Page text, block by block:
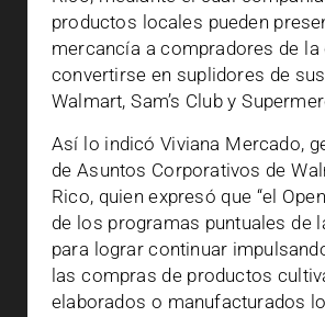
productos locales pueden
mercancía a compradores de la
convertirse en suplidores de
Walmart, Sam’s Club y
Así lo indicó Viviana Mercado,
de Asuntos Corporativos de
Rico, quien expresó que “el
de los programas puntuales de
para lograr continuar
las compras de productos
elaborados o manufacturados